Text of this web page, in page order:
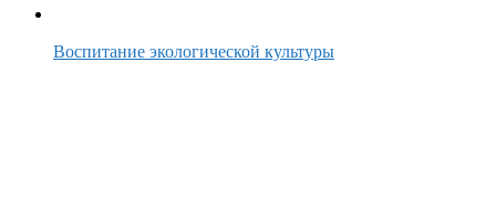
Воспитание экологической культуры